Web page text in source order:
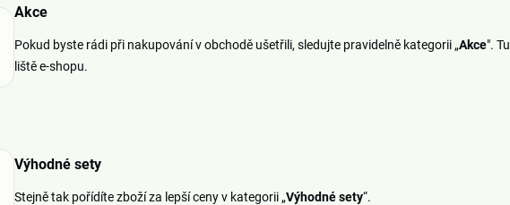
Akce
Pokud byste rádi při nakupování v obchodě ušetřili, sledujte pravidelně kategorii „Akce".
liště e-shopu.
Výhodné sety
Stejně tak pořídíte zboží za lepší ceny v kategorii „Výhodné sety“.